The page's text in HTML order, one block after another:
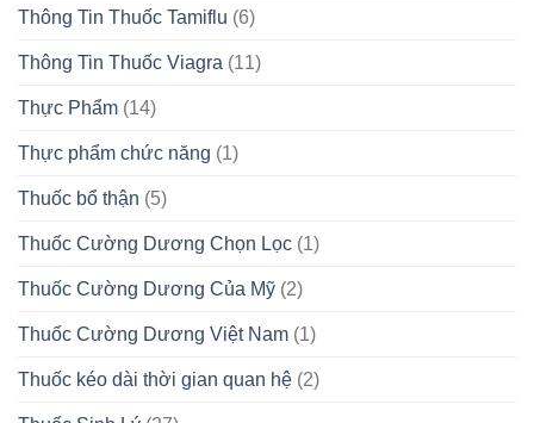
Thông Tin Thuốc Tamiflu (6)
Thông Tin Thuốc Viagra (11)
Thực Phẩm (14)
Thực phẩm chức năng (1)
Thuốc bổ thận (5)
Thuốc Cường Dương Chọn Lọc (1)
Thuốc Cường Dương Của Mỹ (2)
Thuốc Cường Dương Việt Nam (1)
Thuốc kéo dài thời gian quan hệ (2)